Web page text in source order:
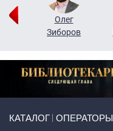
Олег
Зиборов
КАТАЛОГ ОПЕРАТОРЫ